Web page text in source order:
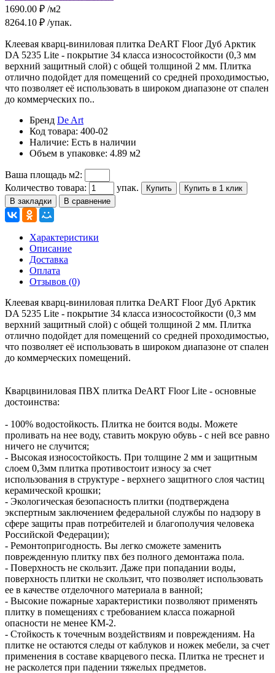
1690.00 ₽ /м2
8264.10 ₽ /упак.
Клеевая кварц-виниловая плитка DeART Floor Дуб Арктик
DA 5235 Lite - покрытие 34 класса износостойкости (0,3 мм
верхний защитный слой) с общей толщиной 2 мм. Плитка
отлично подойдет для помещений со средней проходимостью,
что позволяет её использовать в широком диапазоне от спален
до коммерческих по..
Бренд De Art
Код товара: 400-02
Наличие: Есть в наличии
Объем в упаковке: 4.89 м2
Ваша площадь м2:
Количество товара:
упак. Купить
Купить в 1 клик
В закладки
В сравнение
Характеристики
Описание
Доставка
Оплата
Отзывов (0)
Клеевая кварц-виниловая плитка DeART Floor Дуб Арктик
DA 5235 Lite - покрытие 34 класса износостойкости (0,3 мм
верхний защитный слой) с общей толщиной 2 мм. Плитка
отлично подойдет для помещений со средней проходимостью,
что позволяет её использовать в широком диапазоне от спален
до коммерческих помещений.
Кварцвиниловая ПВХ плитка DeART Floor Lite - основные
достоинства:
- 100% водостойкость. Плитка не боится воды. Можете
проливать на нее воду, ставить мокрую обувь - с ней все равно
ничего не случится;
- Высокая износостойкость. При толщине 2 мм и защитным
слоем 0,3мм плитка противостоит износу за счет
использования в структуре - верхнего защитного слоя частиц
керамической крошки;
- Экологическая безопасность плитки (подтверждена
экспертным заключением федеральной службы по надзору в
сфере защиты прав потребителей и благополучия человека
Российской Федерации);
- Ремонтопригодность. Вы легко сможете заменить
поврежденную плитку пвх без полного демонтажа пола.
- Поверхность не скользит. Даже при попадании воды,
поверхность плитки не скользит, что позволяет использовать
ее в качестве отделочного материала в ванной;
- Высокие пожарные характеристики позволяют применять
плитку в помещениях с требованием класса пожарной
опасности не менее КМ-2.
- Стойкость к точечным воздействиям и повреждениям. На
плитке не остаются следы от каблуков и ножек мебели, за счет
применения в составе кварцевого песка. Плитка не треснет и
не расколется при падении тяжелых предметов.